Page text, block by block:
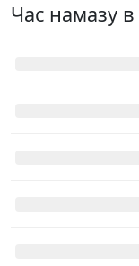
Час намазу в